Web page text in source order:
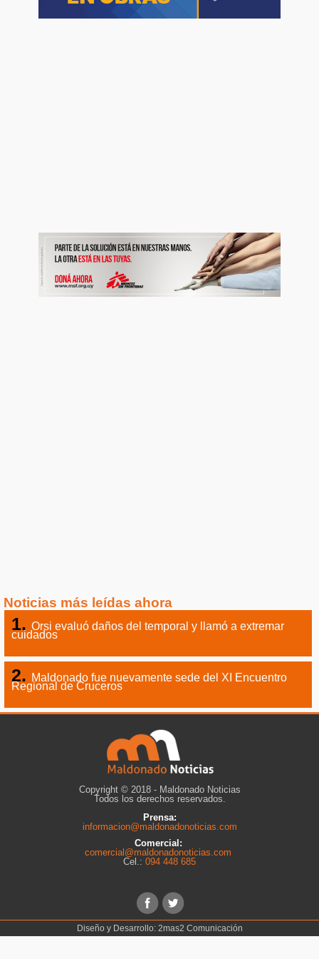
Noticias más leídas ahora
Orsi evaluó daños del temporal y llamó a extremar
cuidados
Maldonado fue nuevamente sede del XI Encuentro
Regional de Cruceros
Copyright © 2018 - Maldonado Noticias
Todos los derechos reservados.
Prensa:
informacion@maldonadonoticias.com
Comercial:
comercial@maldonadonoticias.com
Cel.: 094 448 685
Diseño y Desarrollo: 2mas2 Comunicación